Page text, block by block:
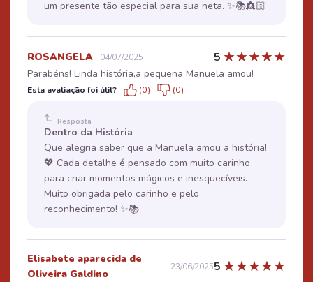
um presente tão especial para sua neta. ✨📚👸🏻
ROSANGELA 04/07/2025 5 ★★★★★
Parabéns! Linda história,a pequena Manuela amou!
Esta avaliação foi útil? (0) (0)
Resposta
Dentro da História
Que alegria saber que a Manuela amou a história!
💖 Cada detalhe é pensado com muito carinho
para criar momentos mágicos e inesquecíveis.
Muito obrigada pelo carinho e pelo
reconhecimento! ✨📚
Elisabete aparecida de
Oliveira Galdino
23/06/20255 ★★★★★